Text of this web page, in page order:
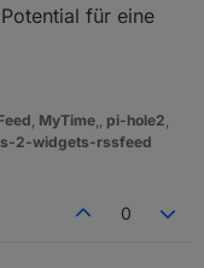
für eine
MyTime pi-hole2
2-widgets-rssfeed
0